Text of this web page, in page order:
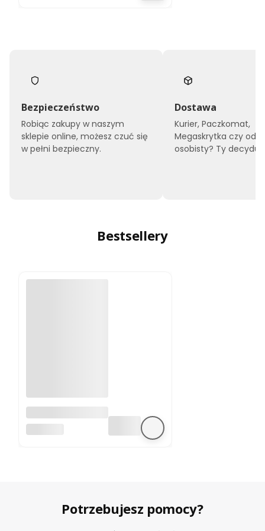
Bezpieczeństwo
Robiąc zakupy w naszym
sklepie online, możesz czuć się
w pełni bezpieczny.
Dostawa
Kurier, Paczkomat,
Megaskrytka czy
osobisty? Ty
Bestsellery
A4988 sterownik
silnika krokowego
Potrzebujesz pomocy?